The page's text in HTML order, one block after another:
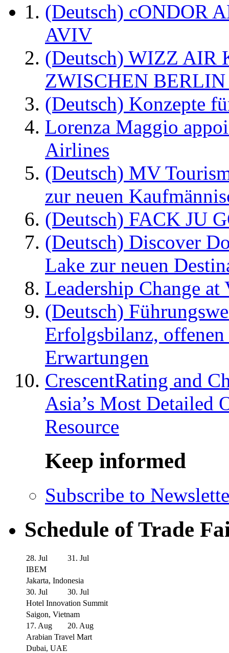
(Deutsch) cONDOR
AVIV
(Deutsch) WIZZ AIR
ZWISCHEN
(Deutsch) Konzepte
Lorenza Maggio
Airlines
(Deutsch) MV
zur neuen
(Deutsch) FACK JU
(Deutsch) Discover
Lake zur neuen
Leadership Change
(Deutsch)
Erfolgsbilanz,
Erwartungen
CrescentRating and
Asia’s Most Detailed
Resource
Keep informed
Subscribe to
Schedule of Trade
28. Jul
31. Jul
IBEM
Jakarta, Indonesia
30. Jul
30. Jul
Hotel Innovation Summit
Saigon, Vietnam
17. Aug
20. Aug
Arabian Travel Mart
Dubai, UAE